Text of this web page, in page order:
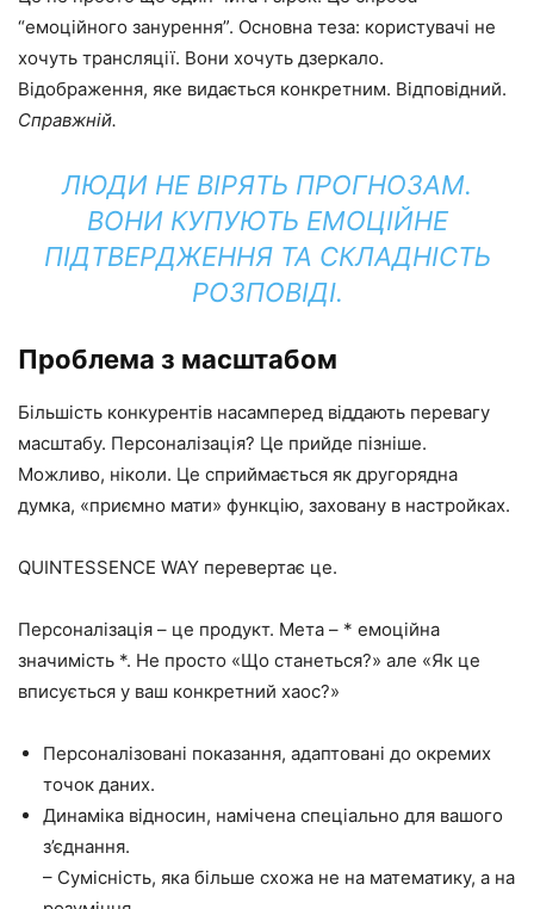
“емоційного занурення”. Основна теза: користувачі не
хочуть трансляції. Вони хочуть дзеркало.
Відображення, яке видається конкретним. Відповідний.
Справжній.
ЛЮДИ НЕ ВІРЯТЬ ПРОГНОЗАМ.
ВОНИ КУПУЮТЬ ЕМОЦІЙНЕ
ПІДТВЕРДЖЕННЯ ТА СКЛАДНІСТЬ
РОЗПОВІДІ.
Проблема з масштабом
Більшість конкурентів насамперед віддають перевагу
масштабу. Персоналізація? Це прийде пізніше.
Можливо, ніколи. Це сприймається як другорядна
думка, «приємно мати» функцію, заховану в настройках.
QUINTESSENCE WAY перевертає це.
Персоналізація – це продукт. Мета – * емоційна
значимість *. Не просто «Що станеться?» але «Як це
вписується у ваш конкретний хаос?»
Персоналізовані показання, адаптовані до окремих
точок даних.
Динаміка відносин, намічена спеціально для вашого
з’єднання.
– Сумісність, яка більше схожа не на математику, а на